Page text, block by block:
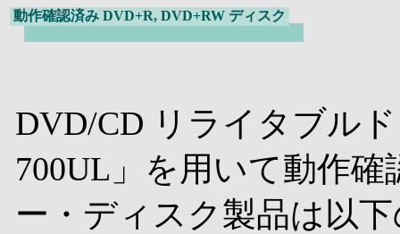
動作確認済み DVD+R, DVD+RW ディスク
DVD/CD リライタブル
700UL」を用いて動作
ー・ディスク製品は以